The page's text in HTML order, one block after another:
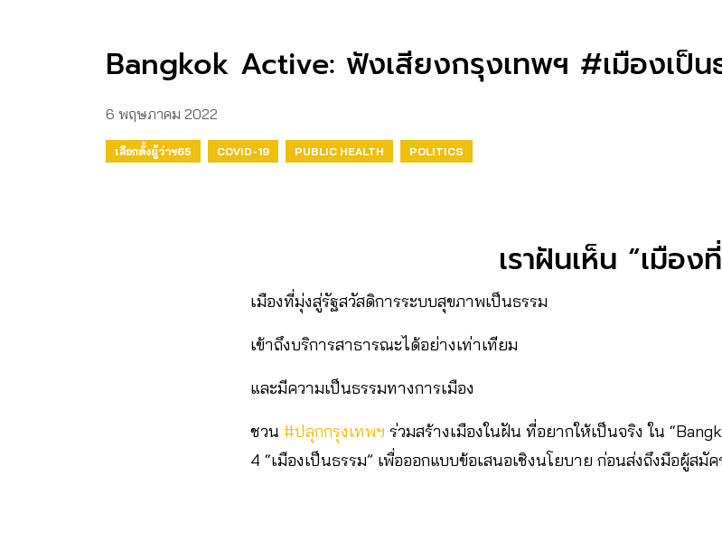
Bangkok Active: ฟังเสียงกรุงเทพฯ #เมืองเป็
6 พฤษภาคม 2022
เลือกตั้งผู้ว่าฯ65 COVID-19 PUBLIC HEALTH POLITICS
เราฝันเห็น “เมือง
เมืองที่มุ่งสู่รัฐสวัสดิการระบบสุขภาพเป็นธรรม
เข้าถึงบริการสาธารณะได้อย่างเท่าเทียม
และมีความเป็นธรรมทางการเมือง
ชวน #ปลุกกรุงเทพฯ ร่วมสร้างเมืองในฝัน ที่อยากให้เป็นจริง ใน
4 “เมืองเป็นธรรม” เพื่อออกแบบข้อเสนอเชิงนโยบาย ก่อนส่งถึงมือผู้สมั